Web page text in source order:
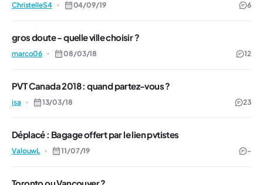
ChristelleS4 04/09/19 6
gros doute - quelle ville choisir ?
marco06 08/03/18 12
PVT Canada 2018 : quand partez-vous ?
isa 13/03/18 23
Déplacé : Bagage offert par le lien pvtistes
ValouwL 11/07/19 -